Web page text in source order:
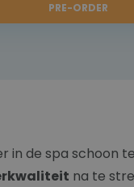
PRE-ORDER
in de spa schoon
na te